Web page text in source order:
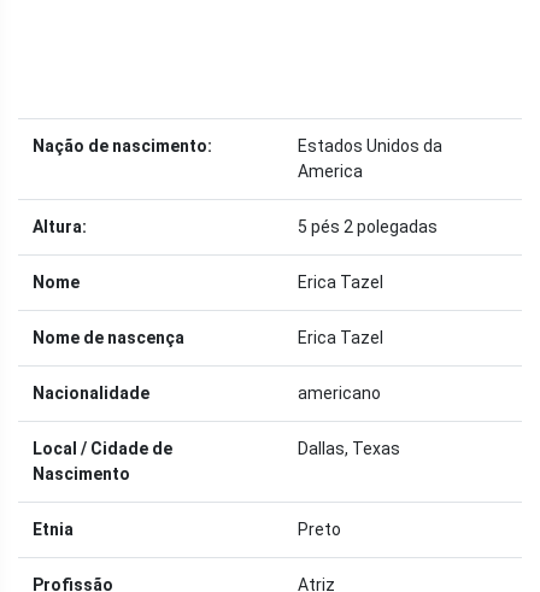
Nação de nascimento:
Estados Unidos da
America
Altura: 5 pés 2 polegadas
Nome Erica Tazel
Nome de nascença Erica Tazel
Nacionalidade americano
Local / Cidade de
Nascimento
Dallas, Texas
Etnia Preto
Profissão Atriz